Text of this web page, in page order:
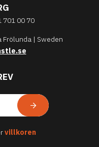
701 00 70
Frölunda | Sweden
villkoren